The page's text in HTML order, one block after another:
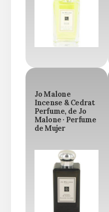
Jo Malone
Incense & Cedrat
Perfume, de Jo
Malone · Perfume
de Mujer